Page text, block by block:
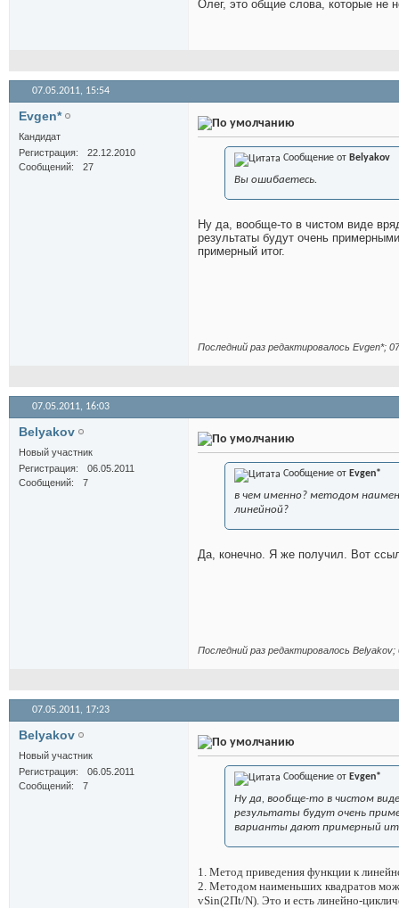
Олег, это общие слова, которые не
07.05.2011, 15:54
Evgen*
Кандидат
Регистрация
22.12.2010
Сообщений
27
Сообщение от Belyakov
Вы ошибаетесь.
Ну да, вообще-то в чистом виде
результаты будут очень
примерный итог.
Последний раз редактировалось Evgen*;
07.05.2011, 16:03
Belyakov
Новый участник
Регистрация
06.05.2011
Сообщений
7
Сообщение от Evgen*
в чем именно? методом
линейной?
Да, конечно. Я же получил. Вот
Последний раз редактировалось Belyakov;
07.05.2011, 17:23
Belyakov
Новый участник
Регистрация
06.05.2011
Сообщений
7
Сообщение от Evgen*
Ну да, вообще-то в чистом
результаты будут очень
варианты дают примерный
1. Метод приведения функции к
2. Методом наименьших квадратов
vSin(2Пt/N). Это и есть линейно-